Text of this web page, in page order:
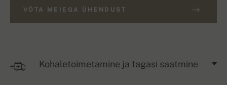
VÕTA MEIEGA ÜHENDUST
Kohaletoimetamine ja tagasi saatmine